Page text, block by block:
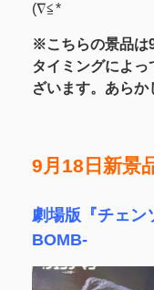
(∇≦*
※こちらの景品は
タイミングによ
ざいます。あらか
9月18日新景
劇場版『チェ
BOMB-